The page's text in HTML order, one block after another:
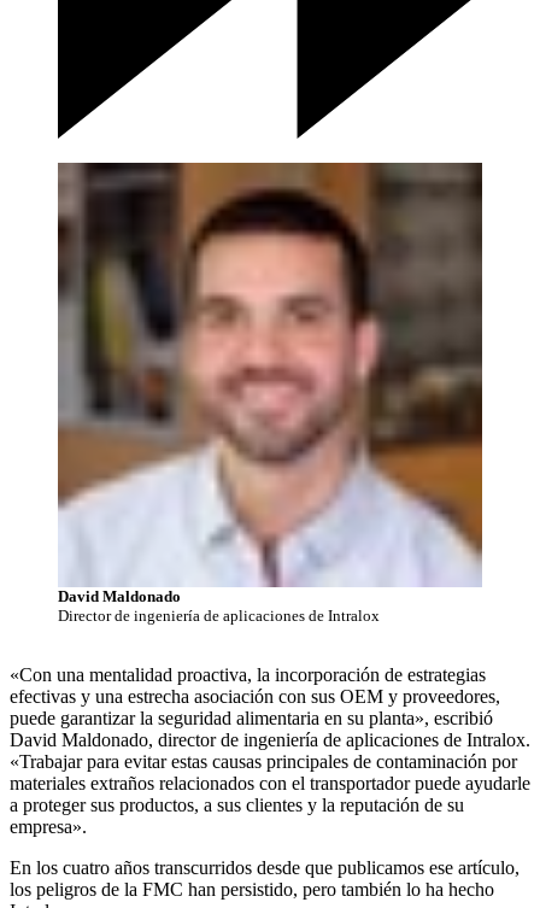
David Maldonado
Director de ingeniería de aplicaciones de Intralox
«Con una mentalidad proactiva, la incorporación de estrategias
efectivas y una estrecha asociación con sus OEM y proveedores,
puede garantizar la seguridad alimentaria en su planta», escribió
David Maldonado, director de ingeniería de aplicaciones de Intralox.
«Trabajar para evitar estas causas principales de contaminación por
materiales extraños relacionados con el transportador puede ayudarle
a proteger sus productos, a sus clientes y la reputación de su
empresa».
En los cuatro años transcurridos desde que publicamos ese artículo,
los peligros de la FMC han persistido, pero también lo ha hecho